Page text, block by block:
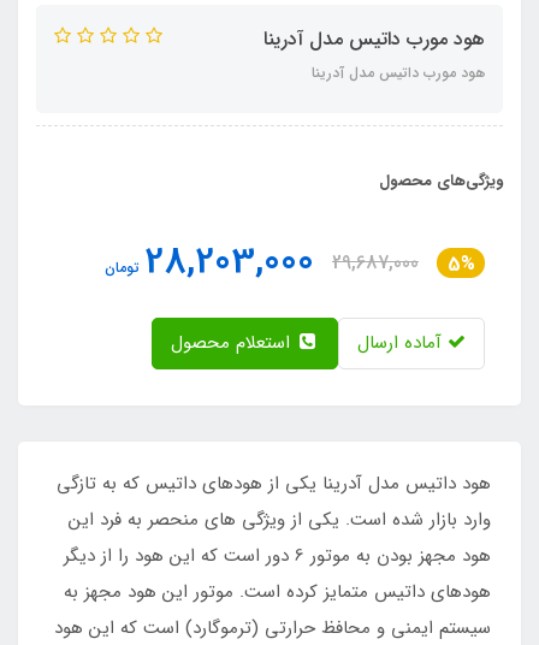
هود مورب داتیس مدل آدرینا
هود مورب داتیس مدل آدرینا
ویژگی‌های محصول
5%
29,687,000
28,203,000 تومان
آماده ارسال
هود داتیس مدل آدرینا یکی از هودهای داتیس که به تازگی
وارد بازار شده است. یکی از ویژگی های منحصر به فرد این
هود مجهز بودن به موتور 6 دور است که این هود را از دیگر
هودهای داتیس متمایز کرده است. موتور این هود مجهز به
سیستم ایمنی و محافظ حرارتی (ترموگارد) است که این هود